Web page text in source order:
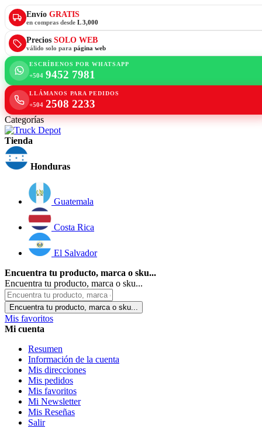
Envío GRATIS
en compras desde L 3,000
Precios SOLO WEB
válido solo para página web
ESCRÍBENOS POR WHATSAPP
+504 9452 7981
LLÁMANOS PARA PEDIDOS
+504 2508 2233
Categorías
Tienda
Honduras
Guatemala
Costa Rica
El Salvador
Encuentra tu producto, marca o sku...
Encuentra tu producto, marca o sku...
Encuentra tu producto, marca o sku...
Mis favoritos
Mi cuenta
Resumen
Información de la cuenta
Mis direcciones
Mis pedidos
Mis favoritos
Mi Newsletter
Mis Reseñas
Salir